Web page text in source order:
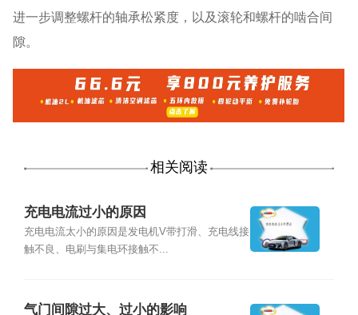
进一步调整螺杆的轴承松紧度，以及滚轮和螺杆的啮合间
隙。
相关阅读
充电电流过小的原因
充电电流太小的原因是发电机V带打滑、充电线接
触不良、电刷与集电环接触不...
气门间隙过大、过小的影响